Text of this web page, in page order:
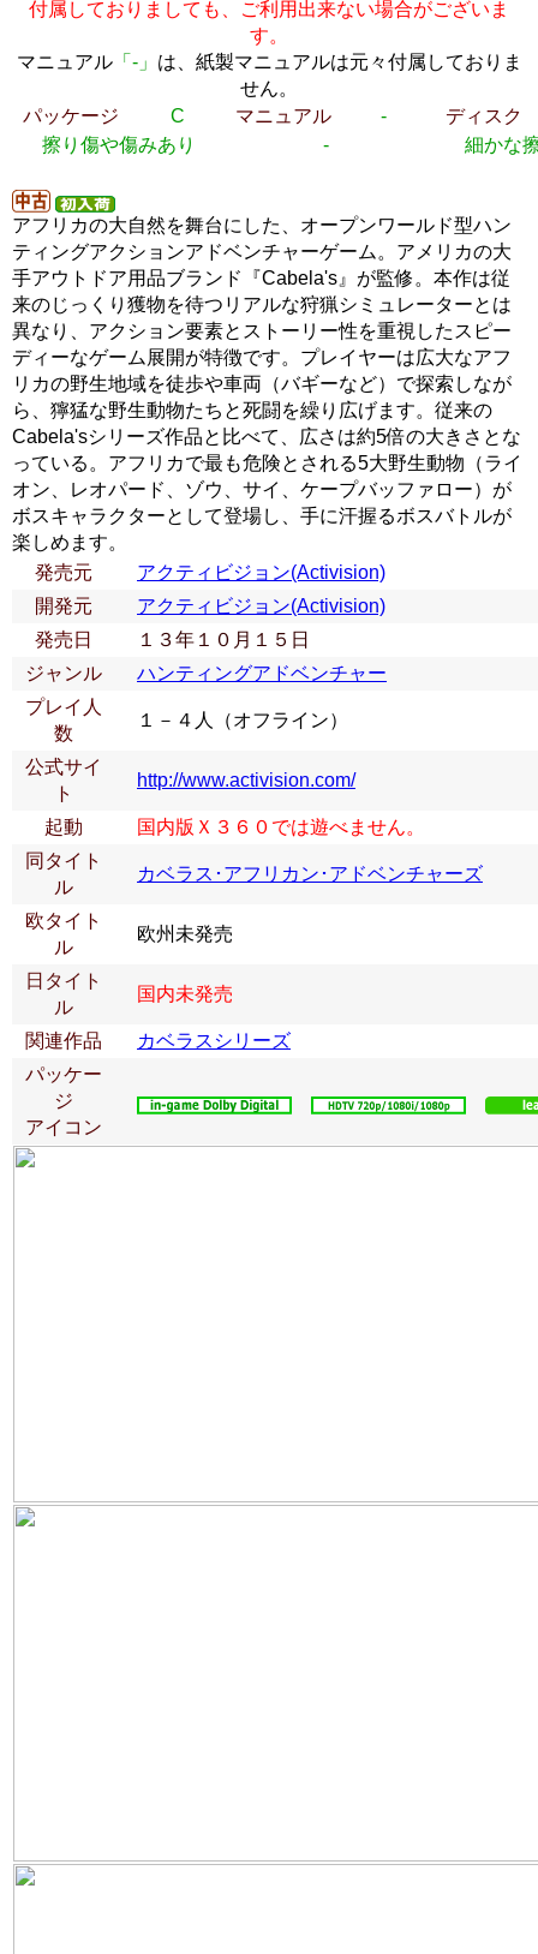
付属しておりましても、ご利用出来ない場合がございま
す。
マニュアル「-」 は、紙製マニュアルは元々付属しておりま
せん。
パッケージ
C マニュアル -
ディスク
擦り傷や傷みあり
- 細かな
アフリカの大自然を舞台にした、オープンワールド型ハン
ティングアクションアドベンチャーゲーム。アメリカの大
手アウトドア用品ブランド『Cabela's』が監修。本作は従
来のじっくり獲物を待つリアルな狩猟シミュレーターとは
異なり、アクション要素とストーリー性を重視したスピー
ディーなゲーム展開が特徴です。プレイヤーは広大なアフ
リカの野生地域を徒歩や車両（バギーなど）で探索しなが
ら、獰猛な野生動物たちと死闘を繰り広げます。従来の
Cabela'sシリーズ作品と比べて、広さは約5倍の大きさとな
っている。アフリカで最も危険とされる5大野生動物（ライ
オン、レオパード、ゾウ、サイ、ケープバッファロー）が
ボスキャラクターとして登場し、手に汗握るボスバトルが
楽しめます。
発売元
アクティビジョン(Activision)
開発元
アクティビジョン(Activision)
発売日
１３年１０月１５日
ジャンル
ハンティングアドベンチャー
プレイ人
数
１－４人（オフライン）
公式サイ
ト
http://www.activision.com/
起動
国内版Ｘ３６０では遊べません。
同タイト
ル
カベラス･アフリカン･アドベンチャーズ
欧タイト
ル
欧州未発売
日タイト
ル
国内未発売
関連作品
カベラスシリーズ
パッケー
ジ
アイコン